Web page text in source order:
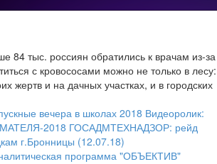
84 тыс. россиян обратились к врачам из-за
с кровососами можно не только в лесу:
жертв и на дачных участках, и в городских
вечера в школах 2018 Видеоролик:
2018 ГОСАДМТЕХНАДЗОР: рейд
г.Бронницы (12.07.18)
программа "ОБЪЕКТИВ"